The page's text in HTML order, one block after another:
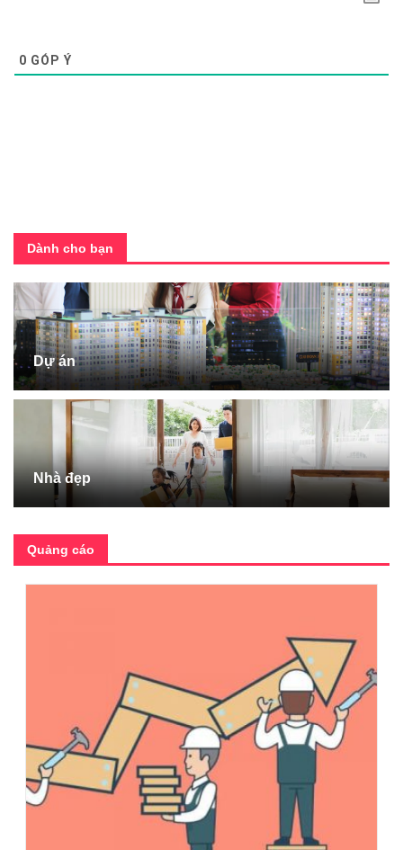
0 GÓP Ý
Dành cho bạn
Dự án
Nhà đẹp
Quảng cáo